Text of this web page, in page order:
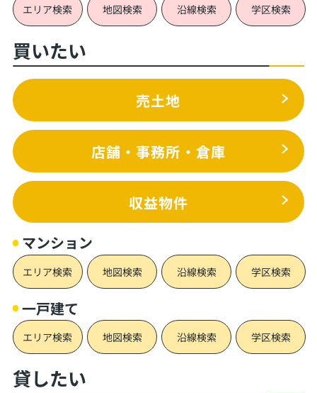
エリア検索 地図検索 沿線検索 学区検索
買いたい
売土地
店舗・事務所・倉庫
収益物件
マンション
エリア検索 地図検索 沿線検索 学区検索
一戸建て
エリア検索 地図検索 沿線検索 学区検索
貸したい